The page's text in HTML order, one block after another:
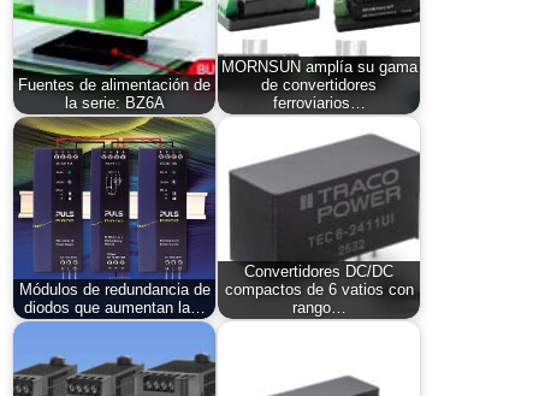
Fuentes de alimentación de
la serie: BZ6A
MORNSUN amplía su gama
de convertidores
ferroviarios…
Módulos de redundancia de
diodos que aumentan la…
Convertidores DC/DC
compactos de 6 vatios con
rango…